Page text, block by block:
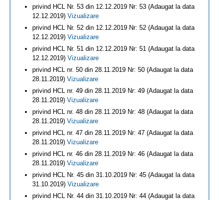
privind HCL Nr. 53 din 12.12.2019 Nr: 53 (Adaugat la data
12.12.2019) Vizualizare
privind HCL Nr. 52 din 12.12.2019 Nr: 52 (Adaugat la data
12.12.2019) Vizualizare
privind HCL Nr. 51 din 12.12.2019 Nr: 51 (Adaugat la data
12.12.2019) Vizualizare
privind HCL nr. 50 din 28.11.2019 Nr: 50 (Adaugat la data
28.11.2019) Vizualizare
privind HCL nr. 49 din 28.11.2019 Nr: 49 (Adaugat la data
28.11.2019) Vizualizare
privind HCL nr. 48 din 28.11.2019 Nr: 48 (Adaugat la data
28.11.2019) Vizualizare
privind HCL nr. 47 din 28.11.2019 Nr: 47 (Adaugat la data
28.11.2019) Vizualizare
privind HCL nr. 46 din 28.11.2019 Nr: 46 (Adaugat la data
28.11.2019) Vizualizare
privind HCL Nr. 45 din 31.10.2019 Nr: 45 (Adaugat la data
31.10.2019) Vizualizare
privind HCL Nr. 44 din 31.10.2019 Nr: 44 (Adaugat la data